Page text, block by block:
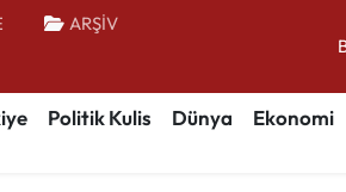
ARŞİV
Politik Kulis Dünya Ekonomi